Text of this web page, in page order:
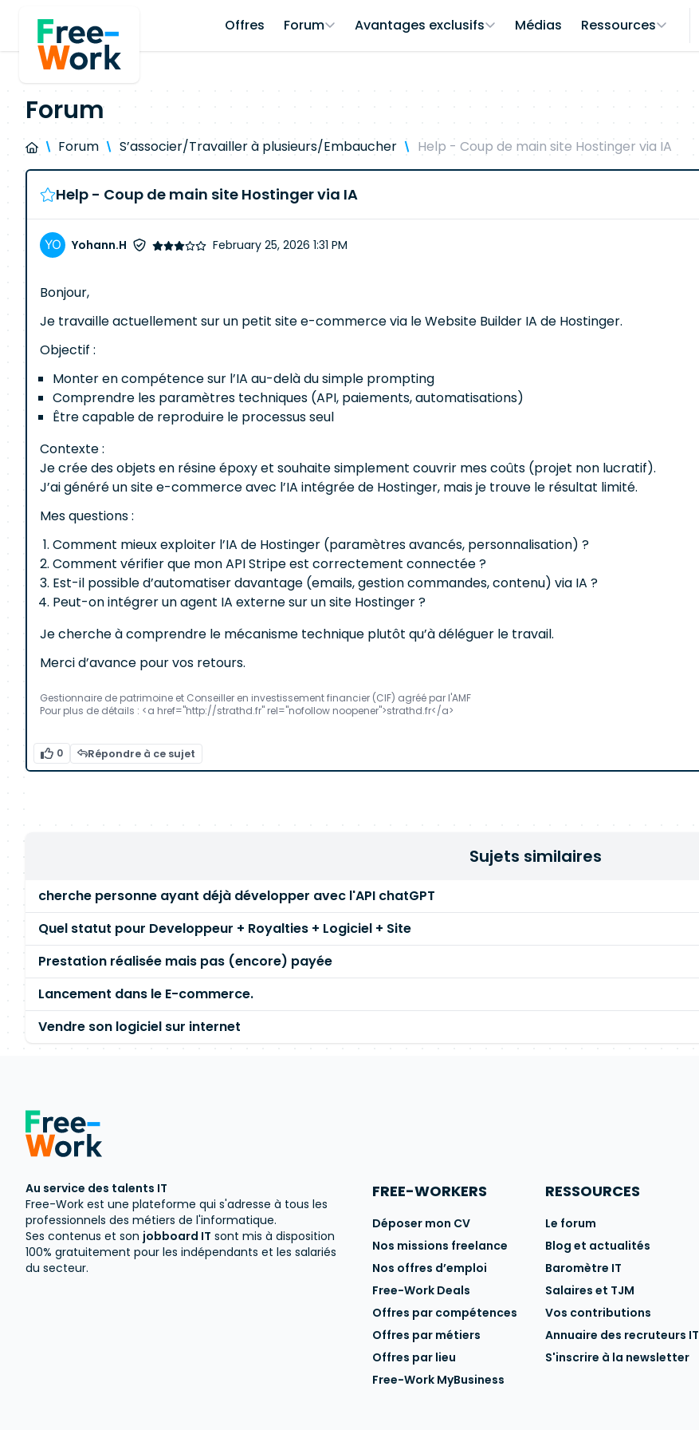
Offres Forum Avantages exclusifs Médias Ressources
Forum
Forum S’associer/Travailler à plusieurs/Embaucher Help - Coup de main site Hostinger via IA
Help - Coup de main site Hostinger via IA
Yohann.H February 25, 2026 1:31 PM
Bonjour,
Je travaille actuellement sur un petit site e-commerce via le Website Builder IA de Hostinger.
Objectif :
Monter en compétence sur l’IA au-delà du simple prompting
Comprendre les paramètres techniques (API, paiements, automatisations)
Être capable de reproduire le processus seul
Contexte :
Je crée des objets en résine époxy et souhaite simplement couvrir mes coûts (projet non lucratif).
J’ai généré un site e-commerce avec l’IA intégrée de Hostinger, mais je trouve le résultat limité.
Mes questions :
Comment mieux exploiter l’IA de Hostinger (paramètres avancés, personnalisation) ?
Comment vérifier que mon API Stripe est correctement connectée ?
Est-il possible d’automatiser davantage (emails, gestion commandes, contenu) via IA ?
Peut-on intégrer un agent IA externe sur un site Hostinger ?
Je cherche à comprendre le mécanisme technique plutôt qu’à déléguer le travail.
Merci d’avance pour vos retours.
Gestionnaire de patrimoine et Conseiller en investissement financier (CIF) agréé par l'AMF
Pour plus de détails : <a href="http://strathd.fr" rel="nofollow noopener">strathd.fr</a>
0 Répondre à ce sujet
Sujets similaires
cherche personne ayant déjà développer avec l'API chatGPT
Quel statut pour Developpeur + Royalties + Logiciel + Site
Prestation réalisée mais pas (encore) payée
Lancement dans le E-commerce.
Vendre son logiciel sur internet
Au service des talents IT
Free-Work est une plateforme qui s'adresse à tous les
professionnels des métiers de l'informatique.
Ses contenus et son jobboard IT sont mis à disposition
100% gratuitement pour les indépendants et les salariés
du secteur.
FREE-WORKERS
Déposer mon CV
Nos missions freelance
Nos offres d’emploi
Free-Work Deals
Offres par compétences
Offres par métiers
Offres par lieu
Free-Work MyBusiness
RESSOURCES
Le forum
Blog et actualités
Baromètre IT
Salaires et TJM
Vos contributions
Annuaire des recruteurs IT
S'inscrire à la newsletter